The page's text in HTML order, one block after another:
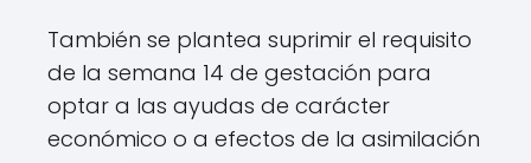
También se plantea suprimir el requisito
de la semana 14 de gestación para
optar a las ayudas de carácter
económico o a efectos de la asimilación